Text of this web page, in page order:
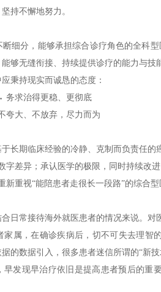
持不懈地努力。
细分，能够承担综合诊疗角色的全科
够无缝衔接、持续提供诊疗的能力与技
秉持现实而诚恳的态度：
治得更稳、更彻底
、不放弃，尽力而为
长期临床经验的冷静、克制而负责任的
字差异；承认医学的极限，同时持续改
新重视“能陪患者走很长一段路”的综合
日常接待海外就医患者的情况来说。对
家属，在确诊疾病后，切不可失去理智
的数据引入，很多患者迷信所谓的“新
早发现早治疗依旧是提高患者预后的重